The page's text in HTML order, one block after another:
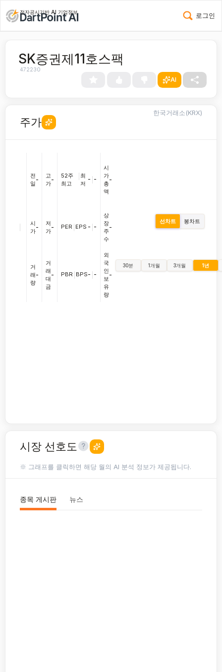
전자공시기반 AI 기업정보 로그인
SK증권제11호스팩
472230
AI
주가
한국거래소(KRX)
전
일
-
시
가
-
거
래
량
-
고
가
-
저
가
-
거
래
대
금
-
52주
최고
최
저
- -
PER EPS - -
PBR BPS- -
시
가
총
액
-
상
장
주
수
-
외
국
인
보
유
량
-
선차트 봉차트
30분 1개월 3개월 1년
시장 선호도
※ 그래프를 클릭하면 해당 월의 AI 분석 정보가 제공됩니다.
종목 게시판 뉴스